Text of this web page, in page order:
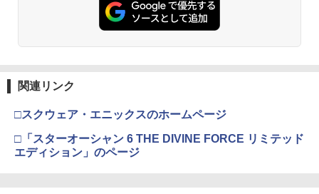
関連リンク
□スクウェア・エニックスのホームページ
□「スターオーシャン 6 THE DIVINE FORCE リミテッド
エディション」のページ